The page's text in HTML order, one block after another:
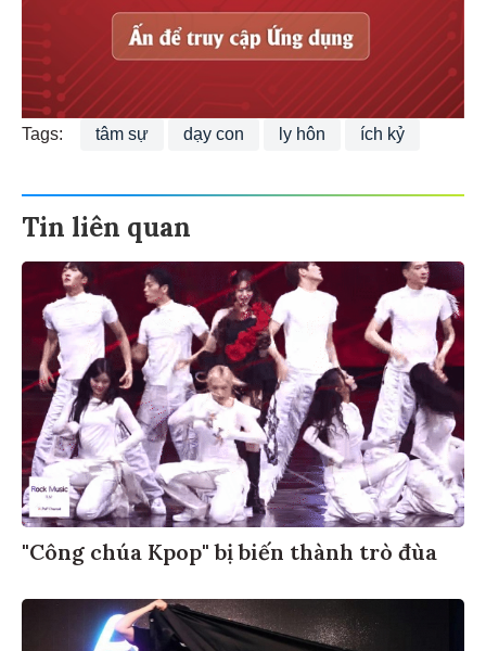
Tags: tâm sự dạy con ly hôn ích kỷ
Tin liên quan
"Công chúa Kpop" bị biến thành trò đùa